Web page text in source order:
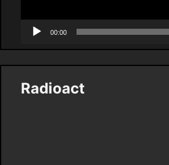
00:00
Radioact